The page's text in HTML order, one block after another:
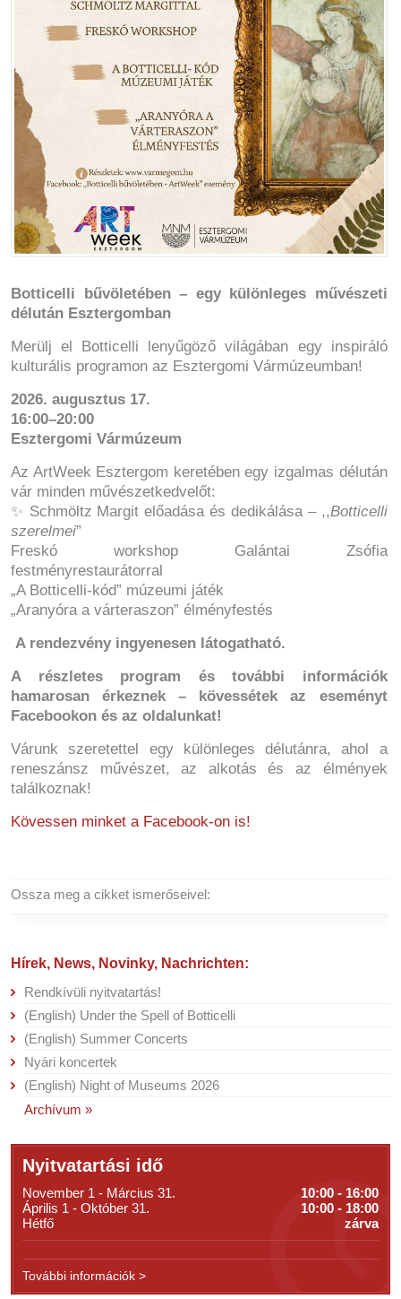
Botticelli bűvöletében – egy különleges művészeti
délután Esztergomban
Merülj el Botticelli lenyűgöző világában egy inspiráló
kulturális programon az Esztergomi Vármúzeumban!
2026. augusztus 17.
16:00–20:00
Esztergomi Vármúzeum
Az ArtWeek Esztergom keretében egy izgalmas délután
vár minden művészetkedvelőt:
✨ Schmöltz Margit előadása és dedikálása – ,,Botticelli
szerelmei”
Freskó workshop Galántai Zsófia
festményrestaurátorral
„A Botticelli-kód” múzeumi játék
„Aranyóra a várteraszon” élményfestés
A rendezvény ingyenesen látogatható.
A részletes program és további információk
hamarosan érkeznek – kövessétek az eseményt
Facebookon és az oldalunkat!
Várunk szeretettel egy különleges délutánra, ahol a
reneszánsz művészet, az alkotás és az élmények
találkoznak!
Kövessen minket a Facebook-on is!
Ossza meg a cikket ismerőseivel:
Hírek, News, Novinky, Nachrichten:
Rendkívüli nyitvatartás!
(English) Under the Spell of Botticelli
(English) Summer Concerts
Nyári koncertek
(English) Night of Museums 2026
Archívum »
Nyitvatartási idő
November 1 - Március 31.
10:00 - 16:00
Április 1 - Október 31.
10:00 - 18:00
Hétfő
zárva
További információk >